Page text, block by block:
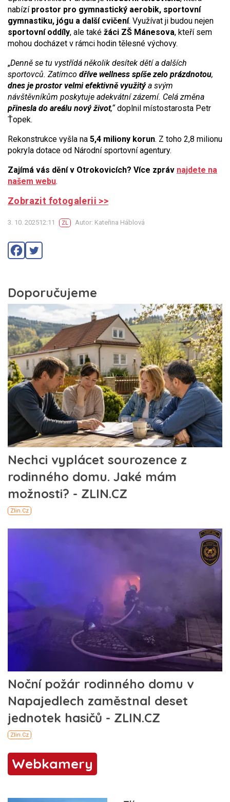
nabízí prostor pro gymnastický aerobik, sportovní
gymnastiku, jógu a další cvičení. Využívat ji budou nejen
sportovní oddíly, ale také žáci ZŠ Mánesova, kteří sem
mohou docházet v rámci hodin tělesné výchovy.
„Denně se tu vystřídá několik desítek dětí a dalších
sportovců. Zatímco dříve wellness spíše zelo prázdnotou,
dnes je prostor velmi efektivně využitýa svým
návštěvníkům poskytuje adekvátní zázemí. Celá změna
přinesla do areálu nový život,“doplnil místostarosta Petr
Ťopek.
Rekonstrukce vyšla na 5,4 miliony korun. Z toho 2,8 milionu
pokryla dotace od Národní sportovní agentury.
Zajímá vás dění v Otrokovicích? Více zpráv najdete na
našem webu.
Zobrazit fotogalerii >>
3. 10. 202512:11 ZL Autor: Kateřina Háblová
Webkamery